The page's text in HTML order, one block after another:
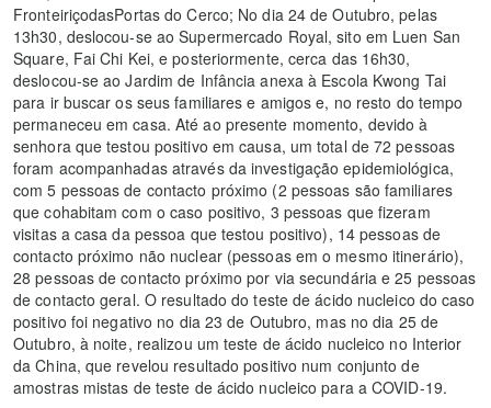
FronteiriçodasPortas do Cerco; No dia 24 de Outubro, pelas
13h30, deslocou-se ao Supermercado Royal, sito em Luen San
Square, Fai Chi Kei, e posteriormente, cerca das 16h30,
deslocou-se ao Jardim de Infância anexa à Escola Kwong Tai
para ir buscar os seus familiares e amigos e, no resto do tempo
permaneceu em casa. Até ao presente momento, devido à
senhora que testou positivo em causa, um total de 72 pessoas
foram acompanhadas através da investigação epidemiológica,
com 5 pessoas de contacto próximo (2 pessoas são familiares
que cohabitam com o caso positivo, 3 pessoas que fizeram
visitas a casa da pessoa que testou positivo), 14 pessoas de
contacto próximo não nuclear (pessoas em o mesmo itinerário),
28 pessoas de contacto próximo por via secundária e 25 pessoas
de contacto geral. O resultado do teste de ácido nucleico do caso
positivo foi negativo no dia 23 de Outubro, mas no dia 25 de
Outubro, à noite, realizou um teste de ácido nucleico no Interior
da China, que revelou resultado positivo num conjunto de
amostras mistas de teste de ácido nucleico para a COVID-19.